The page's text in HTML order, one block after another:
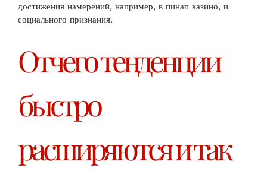
достижения намерений, например, в пинап казино, и
социального признания.
Отчего тенденции
быстро
расширяются и так